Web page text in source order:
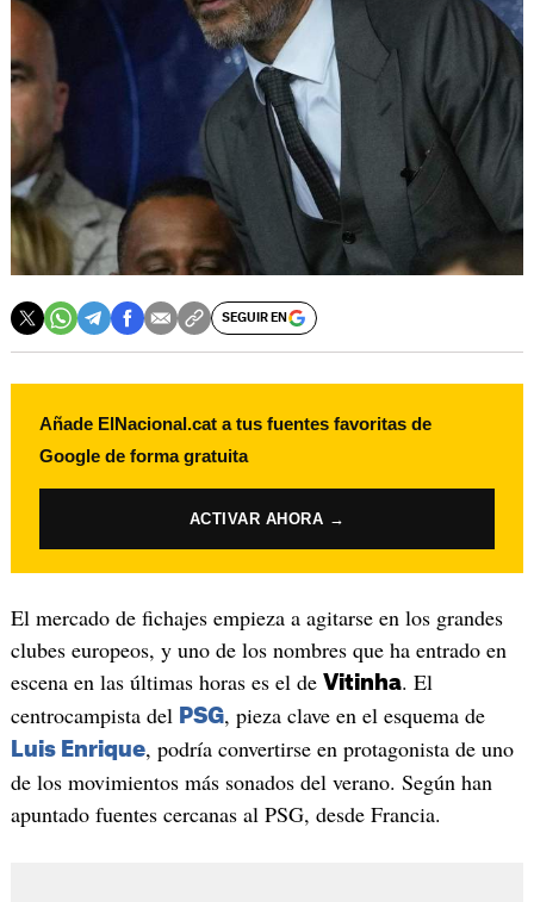
SEGUIR EN
Añade ElNacional.cat a tus fuentes favoritas de
Google de forma gratuita
ACTIVAR AHORA →
El mercado de fichajes empieza a agitarse en los grandes
clubes europeos, y uno de los nombres que ha entrado en
escena en las últimas horas es el de Vitinha. El
centrocampista del PSG, pieza clave en el esquema de
Luis Enrique, podría convertirse en protagonista de uno
de los movimientos más sonados del verano. Según han
apuntado fuentes cercanas al PSG, desde Francia.